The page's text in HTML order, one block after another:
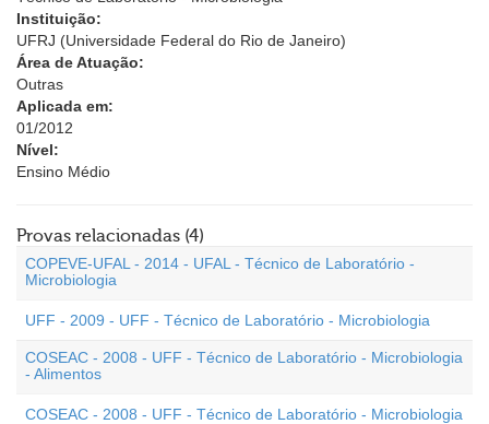
Instituição:
UFRJ (Universidade Federal do Rio de Janeiro)
Área de Atuação:
Outras
Aplicada em:
01/2012
Nível:
Ensino Médio
Provas relacionadas (4)
COPEVE-UFAL - 2014 - UFAL - Técnico de Laboratório -
Microbiologia
UFF - 2009 - UFF - Técnico de Laboratório - Microbiologia
COSEAC - 2008 - UFF - Técnico de Laboratório - Microbiologia
- Alimentos
COSEAC - 2008 - UFF - Técnico de Laboratório - Microbiologia